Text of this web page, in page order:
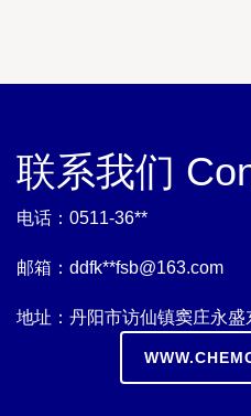
联系我们
电话：0511-36**
邮箱：ddfk**fsb@163.com
地址：丹阳市访仙镇窦庄永盛